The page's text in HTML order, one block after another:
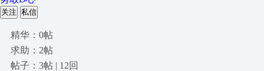
关注 私信
精华：0帖
求助：2帖
帖子：3帖 | 12回